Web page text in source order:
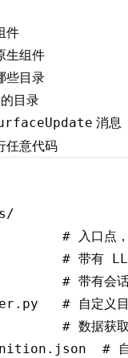
件
生组件
些目录
目录
消息
任意代码
# 入口点，服
# 带有 LLM
# 带有会话管
# 自定义目
# 数据获取
# 自